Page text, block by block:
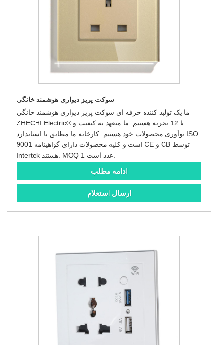
سوکت پریز دیواری هوشمند خانگی
ما یک تولید کننده حرفه ای سوکت پریز دیواری هوشمند خانگی
ZHECHI Electric® با 12 تجربه هستیم. ما متعهد به کیفیت و
نوآوری محصولات خود هستیم. کارخانه ما مطابق با استاندارد ISO
9001 است و کلیه محصولات دارای گواهینامه CE و CB توسط
Intertek هستند. MOQ 1 عدد است.
ادامه مطلب
ارسال استعلام